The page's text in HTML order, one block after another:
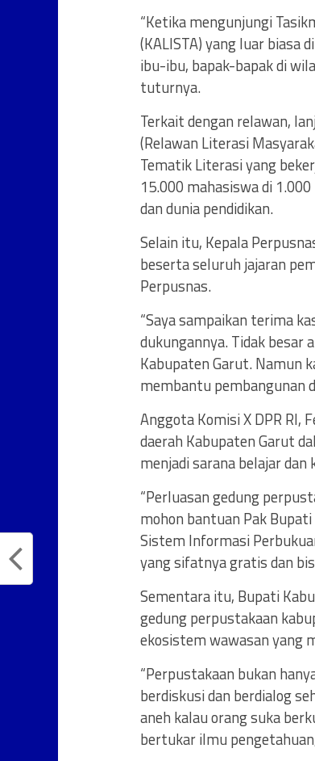
“Ketika mengunjungi
(KALISTA) yang luar biasa
ibu-ibu, bapak-bapak di
tuturnya.
Terkait dengan relawan,
(Relawan Literasi
Tematik Literasi yang
15.000 mahasiswa di
dan dunia pendidikan.
Selain itu, Kepala
beserta seluruh jajaran
Perpusnas.
“Saya sampaikan terima
dukungannya. Tidak besar
Kabupaten Garut. Namun
membantu pembangunan
Anggota Komisi X DPR RI,
daerah Kabupaten Garut
menjadi sarana belajar dan
“Perluasan gedung
mohon bantuan Pak
Sistem Informasi
yang sifatnya gratis dan
Sementara itu, Bupati
gedung perpustakaan
ekosistem wawasan yang
“Perpustakaan bukan
berdiskusi dan berdialog
aneh kalau orang suka
bertukar ilmu